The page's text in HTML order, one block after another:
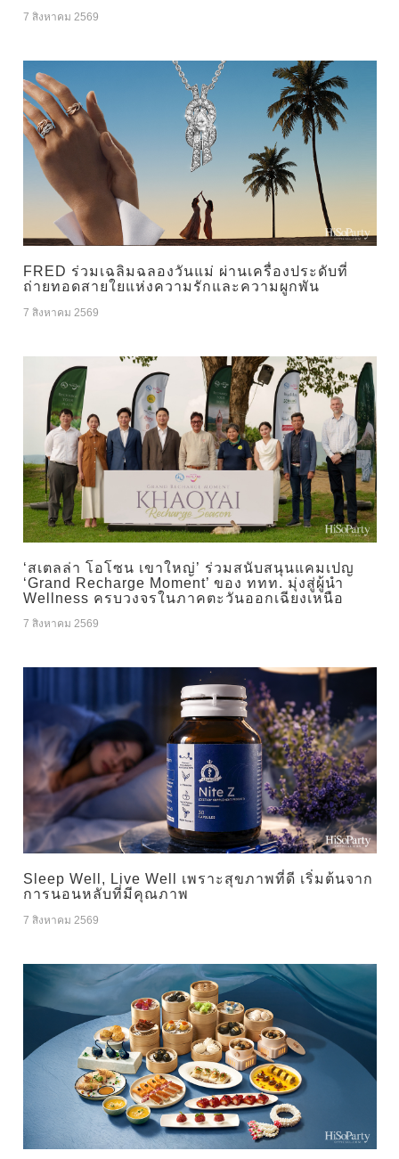
7 สิงหาคม 2569
FRED ร่วมเฉลิมฉลองวันแม่ ผ่านเครื่องประดับที่
ถ่ายทอดสายใยแห่งความรักและความผูกพัน
7 สิงหาคม 2569
‘สเตลล่า โอโซน เขาใหญ่’ ร่วมสนับสนุนแคมเปญ
‘Grand Recharge Moment’ ของ ททท. มุ่งสู่ผู้นำ
Wellness ครบวงจรในภาคตะวันออกเฉียงเหนือ
7 สิงหาคม 2569
Sleep Well, Live Well เพราะสุขภาพที่ดี เริ่มต้นจาก
การนอนหลับที่มีคุณภาพ
7 สิงหาคม 2569